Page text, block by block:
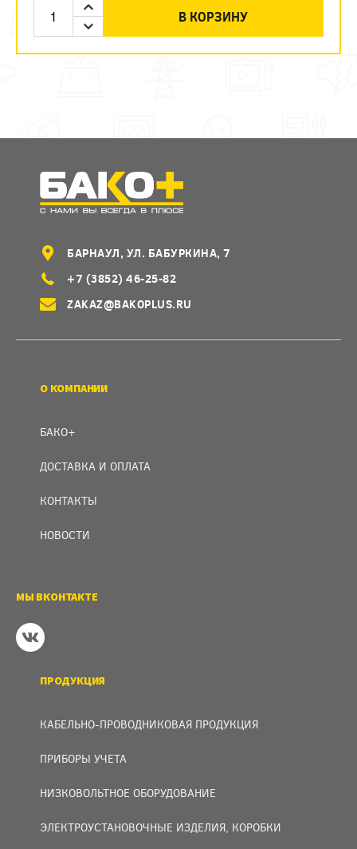
В КОРЗИНУ
БАРНАУЛ, УЛ. БАБУРКИНА, 7
+7 (3852) 46-25-82
ZAKAZ@BAKOPLUS.RU
О КОМПАНИИ
БАКО+
ДОСТАВКА И ОПЛАТА
КОНТАКТЫ
НОВОСТИ
МЫ ВКОНТАКТЕ
ПРОДУКЦИЯ
КАБЕЛЬНО-ПРОВОДНИКОВАЯ ПРОДУКЦИЯ
ПРИБОРЫ УЧЕТА
НИЗКОВОЛЬТНОЕ ОБОРУДОВАНИЕ
ЭЛЕКТРОУСТАНОВОЧНЫЕ ИЗДЕЛИЯ, КОРОБКИ